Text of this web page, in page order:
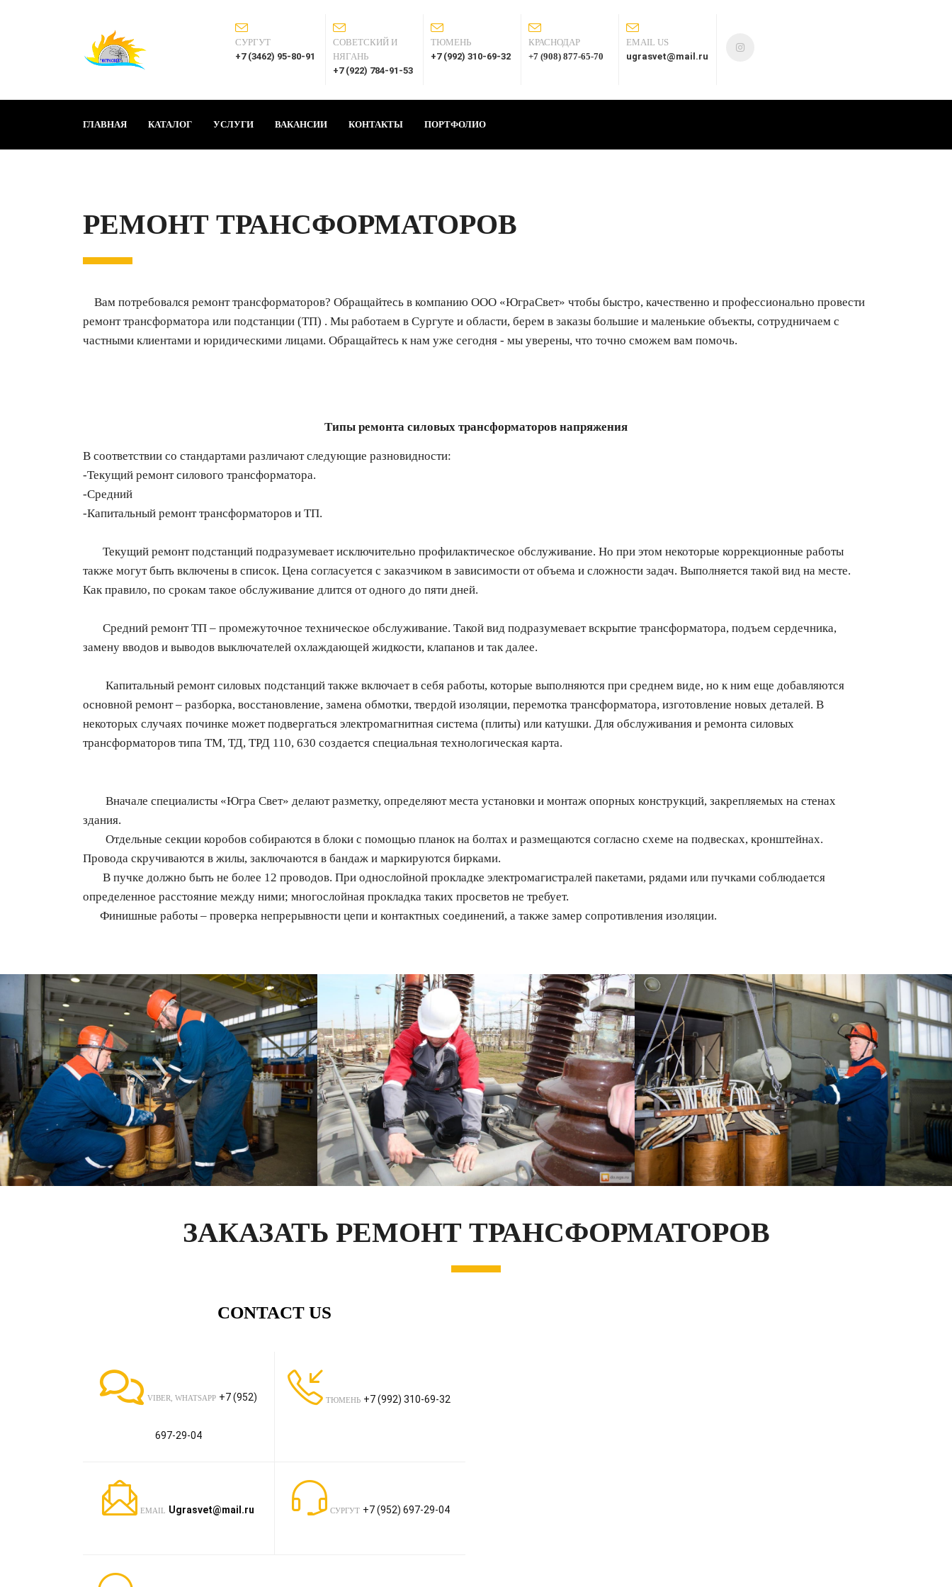
СУРГУТ
+7 (3462) 95-80-91
СОВЕТСКИЙ И
НЯГАНЬ
+7 (922) 784-91-53
ТЮМЕНЬ
+7 (992) 310-69-32
КРАСНОДАР
+7 (908) 877-65-70
EMAIL US
ugrasvet@mail.ru
ГЛАВНАЯ КАТАЛОГ УСЛУГИ ВАКАНСИИ КОНТАКТЫ ПОРТФОЛИО
РЕМОНТ ТРАНСФОРМАТОРОВ
Вам потребовался ремонт трансформаторов? Обращайтесь в компанию ООО «ЮграСвет» чтобы быстро, качественно и профессионально провести
ремонт трансформатора или подстанции (ТП) . Мы работаем в Сургуте и области, берем в заказы большие и маленькие объекты, сотрудничаем с
частными клиентами и юридическими лицами. Обращайтесь к нам уже сегодня - мы уверены, что точно сможем вам помочь.
Типы ремонта силовых трансформаторов напряжения
В соответствии со стандартами различают следующие разновидности:
-Текущий ремонт силового трансформатора.
-Средний
-Капитальный ремонт трансформаторов и ТП.
Текущий ремонт подстанций подразумевает исключительно профилактическое обслуживание. Но при этом некоторые коррекционные работы
также могут быть включены в список. Цена согласуется с заказчиком в зависимости от объема и сложности задач. Выполняется такой вид на месте.
Как правило, по срокам такое обслуживание длится от одного до пяти дней.
Средний ремонт ТП – промежуточное техническое обслуживание. Такой вид подразумевает вскрытие трансформатора, подъем сердечника,
замену вводов и выводов выключателей охлаждающей жидкости, клапанов и так далее.
Капитальный ремонт силовых подстанций также включает в себя работы, которые выполняются при среднем виде, но к ним еще добавляются
основной ремонт – разборка, восстановление, замена обмотки, твердой изоляции, перемотка трансформатора, изготовление новых деталей. В
некоторых случаях починке может подвергаться электромагнитная система (плиты) или катушки. Для обслуживания и ремонта силовых
трансформаторов типа ТМ, ТД, ТРД 110, 630 создается специальная технологическая карта.
Вначале специалисты «Югра Свет» делают разметку, определяют места установки и монтаж опорных конструкций, закрепляемых на стенах
здания.
Отдельные секции коробов собираются в блоки с помощью планок на болтах и размещаются согласно схеме на подвесках, кронштейнах.
Провода скручиваются в жилы, заключаются в бандаж и маркируются бирками.
В пучке должно быть не более 12 проводов. При однослойной прокладке электромагистралей пакетами, рядами или пучками соблюдается
определенное расстояние между ними; многослойная прокладка таких просветов не требует.
Финишные работы – проверка непрерывности цепи и контактных соединений, а также замер сопротивления изоляции.
ЗАКАЗАТЬ РЕМОНТ ТРАНСФОРМАТОРОВ
CONTACT US
VIBER, WHATSAPP +7 (952)
697-29-04
ТЮМЕНЬ +7 (992) 310-69-32
EMAIL Ugrasvet@mail.ru СУРГУТ +7 (952) 697-29-04